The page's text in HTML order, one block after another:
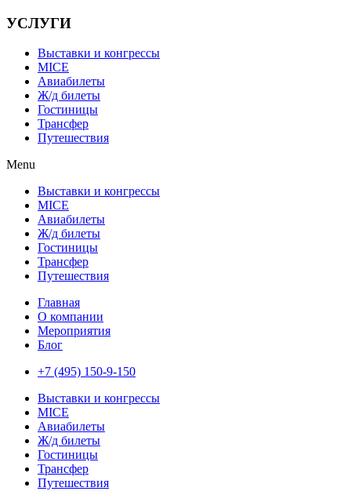
УСЛУГИ
Выставки и конгрессы
MICE
Авиабилеты
Ж/д билеты
Гостиницы
Трансфер
Путешествия
Menu
Выставки и конгрессы
MICE
Авиабилеты
Ж/д билеты
Гостиницы
Трансфер
Путешествия
Главная
О компании
Мероприятия
Блог
+7 (495) 150-9-150
Выставки и конгрессы
MICE
Авиабилеты
Ж/д билеты
Гостиницы
Трансфер
Путешествия